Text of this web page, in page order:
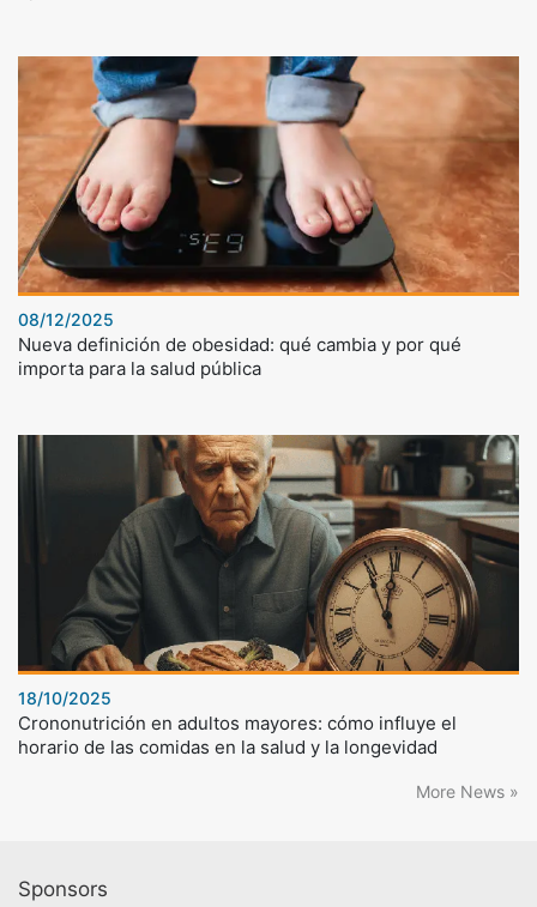
08/12/2025
Nueva definición de obesidad: qué cambia y por qué
importa para la salud pública
18/10/2025
Crononutrición en adultos mayores: cómo influye el
horario de las comidas en la salud y la longevidad
More News »
Sponsors